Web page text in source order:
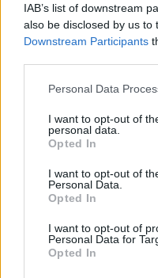
IAB’s list of downstream
also be disclosed by us to
Downstream Participants
Please note that this
not limited to your visit or
grant or deny consent to
use your data for below
consent section.
Personal Data
I want to opt-out of
personal data.
Opted In
I want to opt-out of
Personal Data.
Opted In
I want to opt-out of
Personal Data for
Opted In
— Dlaczego nosowe [e]
toą(a z ogonkiem)
Mogą Cię